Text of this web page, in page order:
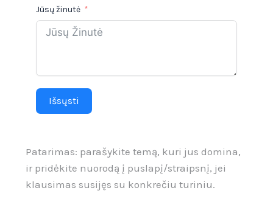
Jūsų žinutė
Išsųsti
Patarimas: parašykite temą, kuri jus domina,
ir pridėkite nuorodą į puslapį/straipsnį, jei
klausimas susijęs su konkrečiu turiniu.